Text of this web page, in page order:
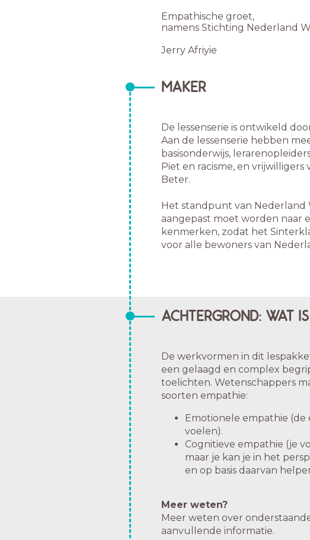
Empathische groet,
namens Stichting Nederland
Jerry Afriyie
MAKER
De lessenserie is ontwikeld
Aan de lessenserie hebben
basisonderwijs,
Piet en racisme, en
Beter.
Het standpunt van Nederland
aangepast moet worden naar
kenmerken, zodat het
voor alle bewoners van
ACHTERGROND: WAT
De werkvormen in dit
een gelaagd en complex
toelichten. Wetenschappers
soorten empathie:
Emotionele empathie (de
voelen).
Cognitieve empathie (je
maar je kan je in het
en op basis daarvan
Meer weten?
Meer weten over
aanvullende informatie.